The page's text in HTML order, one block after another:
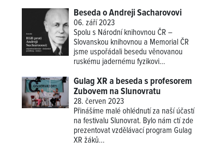
Beseda o Andreji Sacharovovi
06. září 2023
Spolu s Národní knihovnou ČR –
Slovanskou knihovnou a Memorial ČR
jsme uspořádali besedu věnovanou
ruskému jadernému fyzikovi...
Gulag XR a beseda s profesorem
Zubovem na Slunovratu
28. červen 2023
Přinášíme malé ohlédnutí za naší účastí
na festivalu Slunovrat. Bylo nám ctí zde
prezentovat vzdělávací program Gulag
XR žáků...